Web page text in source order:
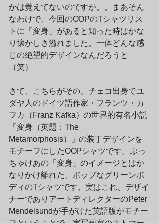
かは覚えてないのですが。。まあそん
なわけで、今回のOOPのTシャツリス
トに「変身」があると知った時はかな
り懐かしさ溢れました。一体どんな感
じの絶望的デザインなんだろうと
（笑）
さて、こちらがその、チェコ出身でユ
ダヤ人のドイツ語作家・フランツ・カ
フカ（Franz Kafka）の世界的有名小説
「変身（英題：The
Metamorphosis）」の装丁デザインを
モチーフにしたOOPシャツです。ぶっ
ちゃけあの「変身」のイメージとはか
なりかけ離れた、ポップなグリーンボ
ディのTシャツです。実はこれ、デザイ
ナーでありアートディレクターのPeter
Mendelsundが手がけた英語版がモチー